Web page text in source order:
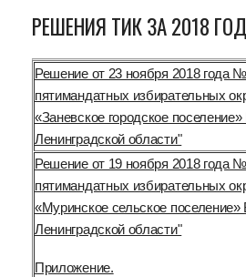
РЕШЕНИЯ ТИК ЗА 2018 ГОД
Решение от 23 ноября 2018 года
пятимандатных избирательных
«Заневское городское
Ленинградской области"
Решение от 19 ноября 2018 года
пятимандатных избирательных
«Муринское сельское
Ленинградской области"
Приложение.